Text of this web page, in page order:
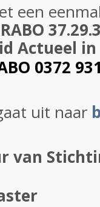
een
RABO
Actueel
0372
uit naar
van